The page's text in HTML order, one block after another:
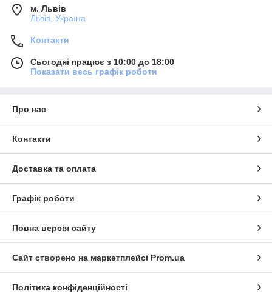
м. Львів
Львів, Україна
Контакти
Сьогодні працює з 10:00 до 18:00
Показати весь графік роботи
Про нас
Контакти
Доставка та оплата
Графік роботи
Повна версія сайту
Сайт створено на маркетплейсі Prom.ua
Політика конфіденційності